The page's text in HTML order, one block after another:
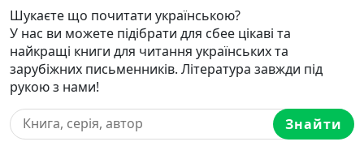
Шукаєте що почитати українською?
У нас ви можете підібрати для сбее цікаві та
найкращі книги для читання українських та
зарубіжних письменників. Література завжди під
рукою з нами!
Знайти